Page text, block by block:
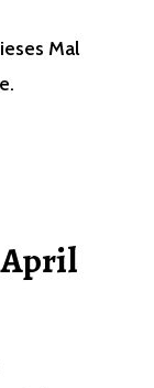
Mal